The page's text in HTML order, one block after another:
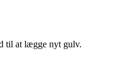
til at lægge nyt gulv.